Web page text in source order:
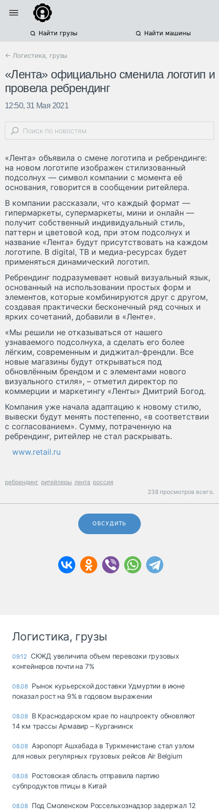
Найти грузы Найти машины
← Логистика, грузы
«Лента» официально сменила логотип и
провела ребрендинг
12:50, 31 Мая 2021
«Лента» объявила о смене логотипа и ребрендинге:
на новом логотипе изображен стилизованный
подсолнух — символ компании с момента её
основания, говорится в сообщении ритейлера.
В компании рассказали, что каждый формат —
гипермаркеты, супермаркеты, мини и онлайн —
получит собственный индивидуальный стиль,
паттерн и цветовой код, при этом подсолнух и
название «Лента» будут присутствовать на каждом
логотипе. В digital, ТВ и медиа-ресурсах будет
применяться динамический логотип.
Ребрендинг подразумевает новый визуальный язык,
основанный на использовании простых форм и
элементов, которые комбинируются друг с другом,
создавая практически бесконечный ряд сочных и
ярких сочетаний, добавили в «Ленте».
«Мы решили не отказываться от нашего
узнаваемого подсолнуха, а сделать его более
лёгким, современным и диджитал-френдли. Все
новые магазины будут открываться под
обновлённым брендом и с элементами нового
визуального стиля», – отметил директор по
коммерции и маркетингу «Ленты» Дмитрий Богод.
Компания уже начала адаптацию к новому стилю,
вывески будут менять постепенно, «в соответствии
с согласованием». Сумму, потраченную на
ребрендинг, ритейлер не стал раскрывать.
www.retail.ru
ребрендинг ритейлеры лента россия
238 просмотров всего.
ОБСУДИТЬ
Логистика, грузы
09:12 СКЖД увеличила объем перевозки грузовых
контейнеров почти на 7%
08.08 Рынок курьерской доставки Удмуртии в июне
показал рост на 9% в годовом выражении
08.08 В Краснодарском крае по нацпроекту обновляют
14 км трассы Армавир – Курганинск
08.08 Аэропорт Ашхабада в Туркменистане стал узлом
для новых регулярных грузовых рейсов Air Belgium
08.08 Ростовская область отправила партию
субпродуктов птицы в Китай
08.08 Под Смоленском Россельхознадзор задержал 12